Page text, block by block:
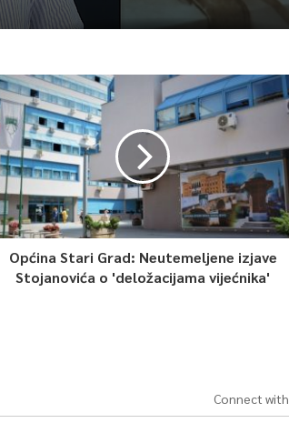
Općina Stari Grad: Neutemeljene izjave
Stojanovića o 'deložacijama vijećnika'
Connect with